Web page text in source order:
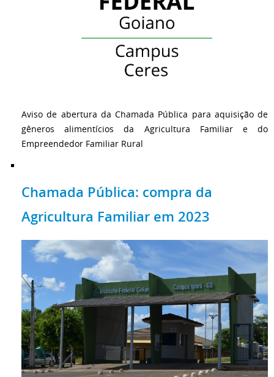
Aviso de abertura da Chamada Pública para aquisição de
gêneros alimentícios da Agricultura Familiar e do
Empreendedor Familiar Rural
Chamada Pública: compra da
Agricultura Familiar em 2023